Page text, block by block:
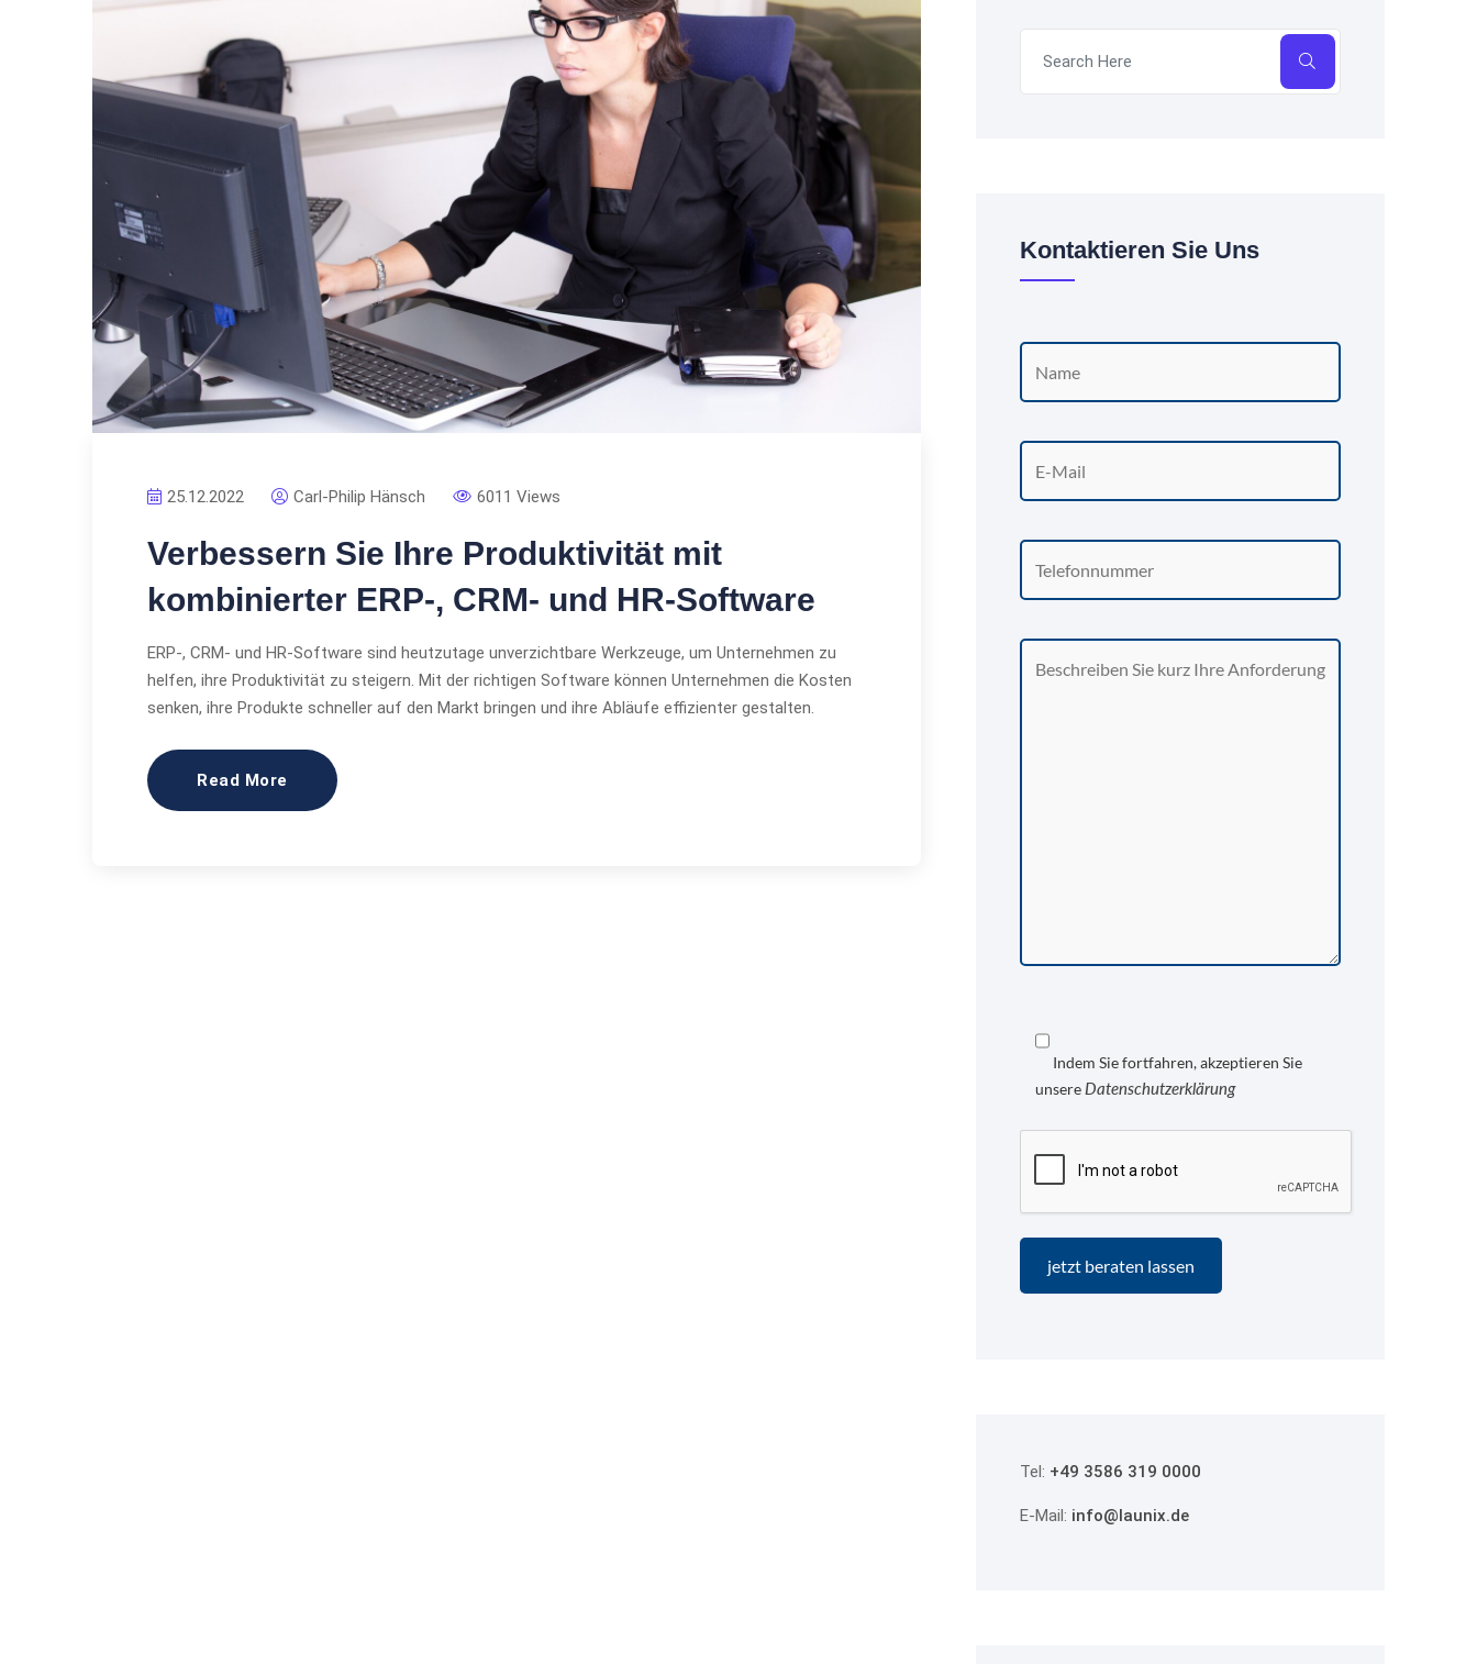
25.12.2022 Carl-Philip Hänsch 6011 Views
Verbessern Sie Ihre Produktivität mit
kombinierter ERP-, CRM- und HR-Software
ERP-, CRM- und HR-Software sind heutzutage unverzichtbare Werkzeuge, um Unternehmen zu
helfen, ihre Produktivität zu steigern. Mit der richtigen Software können Unternehmen die Kosten
senken, ihre Produkte schneller auf den Markt bringen und ihre Abläufe effizienter gestalten.
Read More
Kontaktieren Sie Uns
Indem Sie fortfahren, akzeptieren Sie
unsere Datenschutzerklärung
Tel: +49 3586 319 0000
E-Mail: info@launix.de